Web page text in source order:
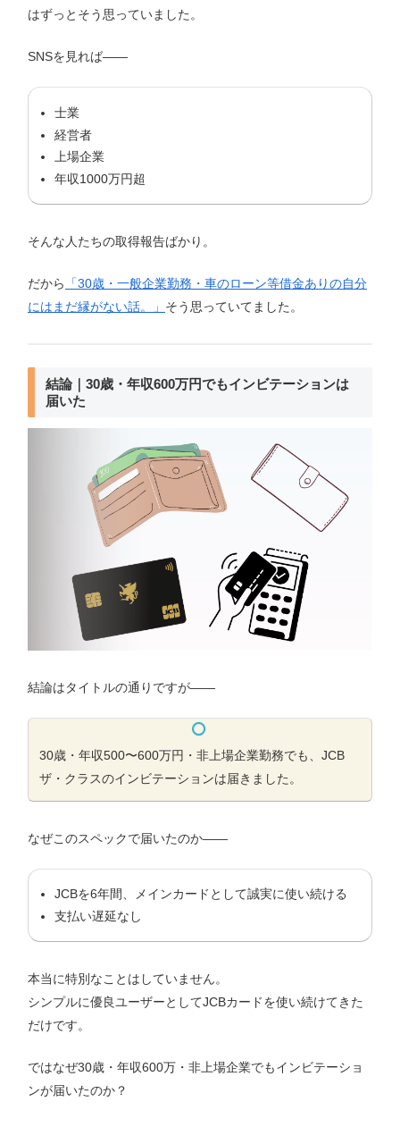
はずっとそう思っていました。
SNSを見れば——
士業
経営者
上場企業
年収1000万円超
そんな人たちの取得報告ばかり。
だから
「30歳・一般企業勤務・車のローン等借金ありの自分
にはまだ縁がない話。」 そう思っていてました。
結論｜30歳・年収600万円でもインビテーションは
届いた
結論はタイトルの通りですが——
30歳・年収500〜600万円・非上場企業勤務でも、JCB
ザ・クラスのインビテーションは届きました。
なぜこのスペックで届いたのか——
JCBを6年間、メインカードとして誠実に使い続ける
支払い遅延なし
本当に特別なことはしていません。
シンプルに優良ユーザーとしてJCBカードを使い続けてきた
だけです。
ではなぜ30歳・年収600万・非上場企業でもインビテーショ
ンが届いたのか？